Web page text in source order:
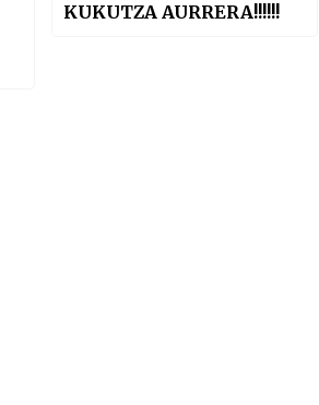
KUKUTZA AURRERA!!!!!!